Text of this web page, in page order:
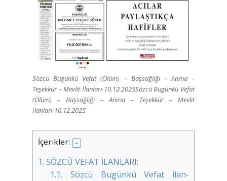
Sözcü Bugünkü Vefat (Ölüm) – Başsağlığı – Anma –
Teşekkür – Mevlit İlanları-10.12.2025Sözcü Bugünkü Vefat
(Ölüm) – Başsağlığı – Anma – Teşekkür – Mevlit
İlanları-10.12.2025
İçerikler:
1. SÖZCÜ VEFAT İLANLARI;
1.1. Sözcü Bugünkü Vefat İlan-